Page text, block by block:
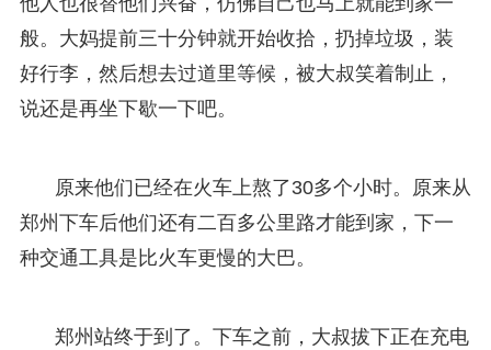
般。大妈提前三十分钟就开始收拾，扔掉垃圾，装
好行李，然后想去过道里等候，被大叔笑着制止，
说还是再坐下歇一下吧。
原来他们已经在火车上熬了30多个小时。原来从
郑州下车后他们还有二百多公里路才能到家，下一
种交通工具是比火车更慢的大巴。
郑州站终于到了。下车之前，大叔拔下正在充电